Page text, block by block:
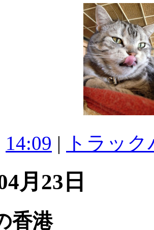
14:09 | トラッ
月23日
香港